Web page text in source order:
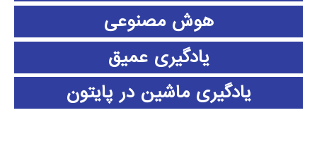
هوش مصنوعی
یادگیری عمیق
یادگیری ماشین در پایتون